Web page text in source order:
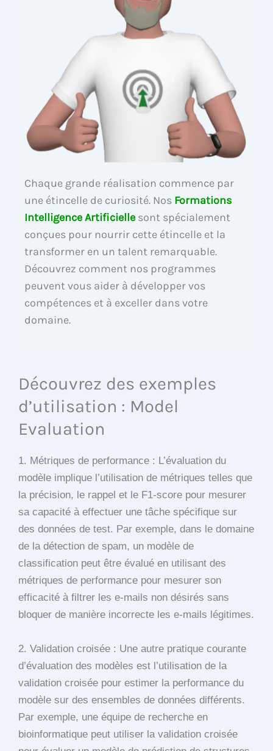
Chaque grande réalisation commence par
une étincelle de curiosité. Nos Formations
Intelligence Artificielle sont spécialement
conçues pour nourrir cette étincelle et la
transformer en un talent remarquable.
Découvrez comment nos programmes
peuvent vous aider à développer vos
compétences et à exceller dans votre
domaine.
Découvrez des exemples
d’utilisation : Model
Evaluation
1. Métriques de performance : L’évaluation du
modèle implique l’utilisation de métriques telles que
la précision, le rappel et le F1-score pour mesurer
sa capacité à effectuer une tâche spécifique sur
des données de test. Par exemple, dans le domaine
de la détection de spam, un modèle de
classification peut être évalué en utilisant des
métriques de performance pour mesurer son
efficacité à filtrer les e-mails non désirés sans
bloquer de manière incorrecte les e-mails légitimes.
2. Validation croisée : Une autre pratique courante
d’évaluation des modèles est l’utilisation de la
validation croisée pour estimer la performance du
modèle sur des ensembles de données différents.
Par exemple, une équipe de recherche en
bioinformatique peut utiliser la validation croisée